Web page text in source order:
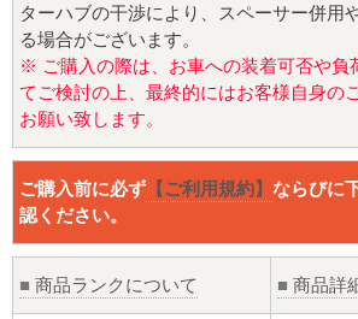
ターハブの干渉により、スペーサー併用
る場合がございます。
※ ご購入の際は、お車への装着可否や負
てご検討の上、最終的にはお客様自身の
お願い致します。
ご購入前に必ず 【ご利用規約】 ならびに
認ください。
■ 商品ランクについて ■ 商品詳